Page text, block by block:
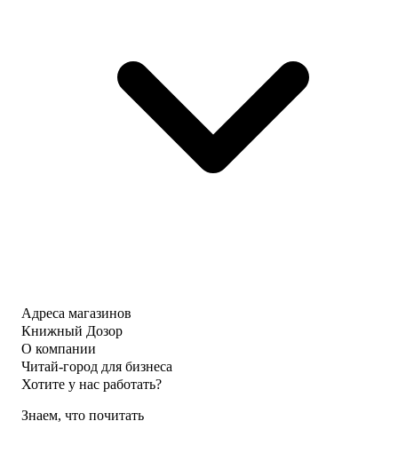
Адреса магазинов
Книжный Дозор
О компании
Читай-город для бизнеса
Хотите у нас работать?
Знаем, что почитать